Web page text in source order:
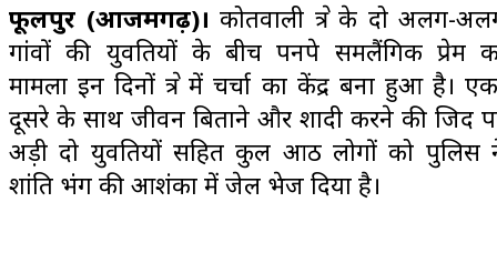
फूलपुर (आजमगढ़)। कोतवाली क्षेत्र के दो अलग-
गांवों की युवतियों के बीच पनपे समलैंगिक प्रेम
मामला इन दिनों क्षेत्र में चर्चा का केंद्र बना हुआ है।
दूसरे के साथ जीवन बिताने और शादी करने की जिद
अड़ी दो युवतियों सहित कुल आठ लोगों को पुलिस
शांति भंग की आशंका में जेल भेज दिया है।